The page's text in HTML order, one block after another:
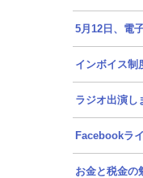
5月12日、電
インボイス制
ラジオ出演し
Facebookラ
お金と税金の